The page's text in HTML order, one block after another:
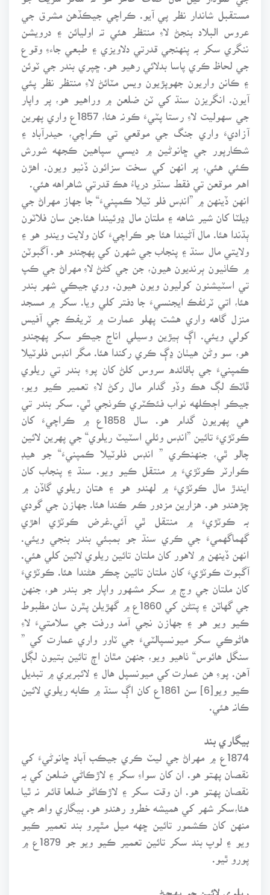
مستقبل شاندار نظر پي آيو. ڪراچي جيڪڏهن مشرق جي
عروس البلاد بنجڻ لاءِ منتظر هئي تہ اوليائن ۽ درويشن
ننگري سکر بہ پنهنجي قدرتي دلاويزي ۽ طبعي جاءءِ وقوع
جي لحاظ ڪري پاسا بدلائي رهيو هو. ڇپري بندر جي ٽوئن
۽ ڪانن واريون جهوپڙيون ويس مٽائڻ لاءِ منتظر نظر پئي
آيون. انگريزن سنڌ کي ٽن ضلعن ۾ وراهيو هو، پر واپار
جي سهوليت لاءِ رستا پٽيءَ ڪونہ هئا، 1857ع واري پهرين
آزاديءَ واري جنگ جي موقعي تي ڪراچي، حيدرآباد ۽
شڪارپور جي ڇانوڻين ۾ ديسي سپاهين ڪجهه شورش
ڪئي هئي، پر انهن کي سخت سزائون ڏنيو ويون. اهڙن
اهم موقعن تي فقط سنڌو درياءُ هڪ قدرتي شاهراهه هئي.
انهن ڏينهن ۾ ”انڊس فلو ٽيلا ڪمپنيءَ“ جا جهاز مهراڻ جي
ڊيلٽا کان شير شاهه ۽ ملتان مال ڍوئيندا هئا.جن سان فلاٽون
ٻڌندا هئا. مال آڻيندا هئا جو ڪراچيءَ کان ولايت ويندو هو ۽
ولايتي مال سنڌ ۽ پنجاب جي شهرن کي پهچندو هو. آگبوٽن
۾ ڪاٺيون ٻرنديون هيون، جن جي کڻڻ لاءِ مهراڻ جي ڪپ
تي اسٽيشنون کوليون ويون هيون. وري جيڪي شهر بندر
هئا، اتي ٽرئفڪ ايجنسيءَ جا دفتر کلي ويا. سکر ۾ مسجد
منزل گاهه واري هشت پهلو عمارت ۾ ٽريفڪ جي آفيس
کولي ويئي. اڳ ٻيڙين وسيلي اناج جيڪو سکر پهچندو
هو، سو وڻن هيٺان ڍڳ ڪري رکندا هئا. مگر انڊس فلوٽيلا
ڪمپنيءَ جي باقائده سروس کلڻ کان پوءِ بندر تي ريلوي
ڦاٽڪ لڳ هڪ وڏو گدام مال رکڻ لاءِ تعمير ڪيو ويو،
جيڪو اڄڪلهه نواب فئڪٽري ڪوٺجي ٿي. سکر بندر تي
هي پهريون گدام هو. سال 1858ع ۾ ڪراچيءَ کان
ڪوٽڙيءَ تائين ”انڊس وئلي اسٽيٽ ريلوي“ جي پهرين لائين
چالو ٿي، جنهنڪري ” انڊس فلوٽيلا ڪمپنيءَ“ جو هيڊ
ڪوارٽر ڪوٽڙيءَ ۾ منتقل ڪيو ويو. سنڌ ۽ پنجاب کان
ايندڙ مال ڪوٽڙيءَ ۾ لهندو هو ۽ هتان ريلوي گاڏن ۾
چڙهندو هو. هزارين مزدور ڪم ڪندا هئا. جهازن جي گودي
بہ ڪوٽڙيءَ ۾ منتقل ٿي آئي.غرض ڪوٽڙي اهڙي
گهماگهميءَ جي ڪري سنڌ جو بمبئي بندر بنجي ويئي.
انهن ڏينهن ۾ لاهور کان ملتان تائين ريلوي لائين کلي هئي.
آگبوٽ ڪوٽڙيءَ کان ملتان تائين چڪر هڻندا هئا. ڪوٽڙيءَ
کان ملتان جي وچ ۾ سکر مشهور واپار جو بندر هو، جنهن
جي گهاٽن ۽ پتڻن کي 1860ع ۾ گهڙيلن پٿرن سان مظبوط
ڪيو ويو هو ۽ جهازن نجي آمد ورفت جي سلامتيءَ لاءِ
هاڻوڪي سکر ميونسپالٽيءَ جي ٽاور واري عمارت کي ”
سنگل هائوس“ ٺاهيو ويو، جنهن مٿان اڄ تائين بتيون لڳل
آهن. پوءِ هن عمارت کي ميونسپل هال ۽ لائبريري ۾ تبديل
ڪيو ويو[6] سن 1861ع کان اڳ سنڌ ۾ ڪابه ريلوي لائين
ڪانہ هئي.
بيگاري بند
1874ع ۾ مهراڻ جي ليٽ ڪري جيڪب آباد ڇانوڻيءَ کي
نقصان پهتو هو. ان کان سواءِ سکر ۽ لاڙڪاڻي ضلعن کي بہ
نقصان پهتو هو. ان وقت سکر ۽ لاڙڪاڻو ضلعا قائم نہ ٿيا
هئا،سکر شهر کي هميشه خطرو رهندو هو. بيگاري واھہ جي
منهن کان ڪشمور تائين ڇهه ميل مٿڀرو بند تعمير ڪيو
پورو ٿيو.
ريلوي لائين جو پهچڻ